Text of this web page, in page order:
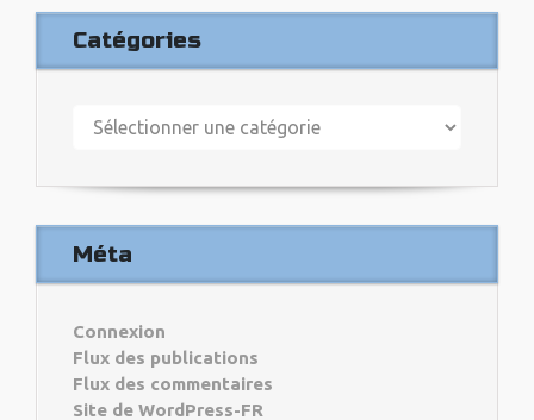
Catégories
Catégories
Méta
Connexion
Flux des publications
Flux des commentaires
Site de WordPress-FR